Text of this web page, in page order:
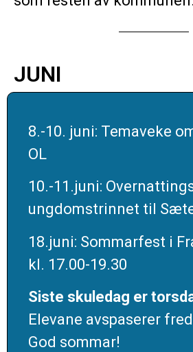
JUNI
8.-10. juni: Temaveke
OL
10.-11.juni:
ungdomstrinnet til
18.juni: Sommarfest i
kl. 17.00-19.30
Siste skuledag er
Elevane avspaserer
God sommar!